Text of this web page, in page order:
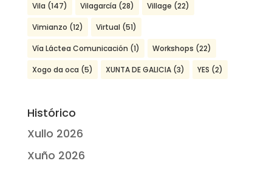
Vila (147) Vilagarcía (28) Village (22)
Vimianzo (12) Virtual (51)
Vía Láctea Comunicación (1) Workshops (22)
Xogo da oca (5) XUNTA DE GALICIA(3) YES (2)
Histórico
Xullo 2026
Xuño 2026